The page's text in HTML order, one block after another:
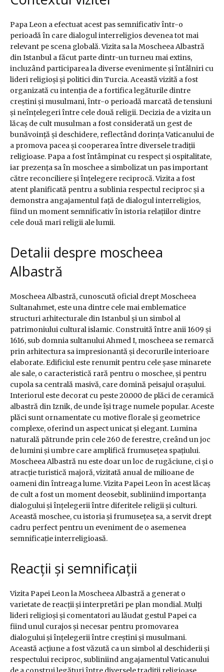
Papa Leon a efectuat acest pas semnificativ într-o
perioadă în care dialogul interreligios devenea tot mai
relevant pe scena globală. Vizita sa la Moscheea Albastră
din Istanbul a făcut parte dintr-un turneu mai extins,
incluzând participarea la diverse evenimente și întâlniri cu
lideri religioși și politici din Turcia. Această vizită a fost
organizată cu intenția de a fortifica legăturile dintre
creștini și musulmani, într-o perioadă marcată de tensiuni
și neînțelegeri între cele două religii. Decizia de a vizita un
lăcaș de cult musulman a fost considerată un gest de
bunăvoință și deschidere, reflectând dorința Vaticanului de
a promova pacea și cooperarea între diversele tradiții
religioase. Papa a fost întâmpinat cu respect și ospitalitate,
iar prezența sa în moschee a simbolizat un pas important
către reconciliere și înțelegere reciprocă. Vizita a fost
atent planificată pentru a sublinia respectul reciproc și a
demonstra angajamentul față de dialogul interreligios,
fiind un moment semnificativ în istoria relațiilor dintre
cele două mari religii ale lumii.
Detalii despre moscheea
Albastră
Moscheea Albastră, cunoscută oficial drept Moscheea
Sultanahmet, este una dintre cele mai emblematice
structuri arhitecturale din Istanbul și un simbol al
patrimoniului cultural islamic. Construită între anii 1609 și
1616, sub domnia sultanului Ahmed I, moscheea se remarcă
prin arhitectura sa impresionantă și decorurile interioare
elaborate. Edificiul este renumit pentru cele șase minarete
ale sale, o caracteristică rară pentru o moschee, și pentru
cupola sa centrală masivă, care domină peisajul orașului.
Interiorul este decorat cu peste 20.000 de plăci de ceramică
albastră din Iznik, de unde își trage numele popular. Aceste
plăci sunt ornamentate cu motive florale și geometrice
complexe, oferind un aspect unicat și elegant. Lumina
naturală pătrunde prin cele 260 de ferestre, creând un joc
de lumini și umbre care amplifică frumusețea spațiului.
Moscheea Albastră nu este doar un loc de rugăciune, ci și o
atracție turistică majoră, vizitată anual de milioane de
oameni din întreaga lume. Vizita Papei Leon în acest lăcaș
de cult a fost un moment deosebit, subliniind importanța
dialogului și înțelegerii între diferitele religii și culturi.
Această moschee, cu istoria și frumusețea sa, a servit drept
cadru perfect pentru un eveniment de o asemenea
semnificație interreligioasă.
Reacții și semnificații
Vizita Papei Leon la Moscheea Albastră a generat o
varietate de reacții și interpretări pe plan mondial. Mulți
lideri religioși și comentatori au lăudat gestul Papei ca
fiind unul curajos și necesar pentru promovarea
dialogului și înțelegerii între creștini și musulmani.
Această acțiune a fost văzută ca un simbol al deschiderii și
respectului reciproc, subliniind angajamentul Vaticanului